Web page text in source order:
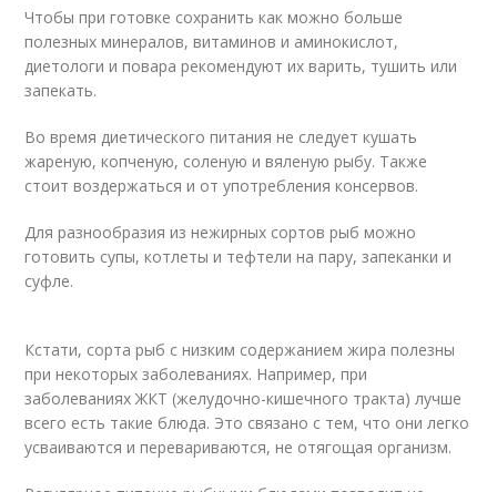
Чтобы при готовке сохранить как можно больше
полезных минералов, витаминов и аминокислот,
диетологи и повара рекомендуют их варить, тушить или
запекать.
Во время диетического питания не следует кушать
жареную, копченую, соленую и вяленую рыбу. Также
стоит воздержаться и от употребления консервов.
Для разнообразия из нежирных сортов рыб можно
готовить супы, котлеты и тефтели на пару, запеканки и
суфле.
Кстати, сорта рыб с низким содержанием жира полезны
при некоторых заболеваниях. Например, при
заболеваниях ЖКТ (желудочно-кишечного тракта) лучше
всего есть такие блюда. Это связано с тем, что они легко
усваиваются и перевариваются, не отягощая организм.